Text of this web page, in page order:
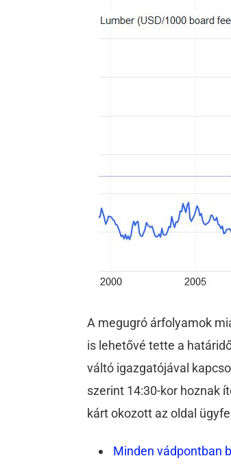
A megugró árfolyamok
is lehetővé tette a
váltó igazgatójával
szerint 14:30-kor hoznak
kárt okozott az oldal
Minden vádpontban